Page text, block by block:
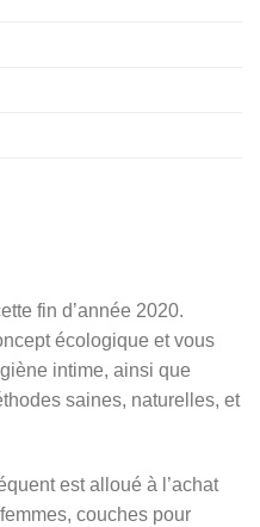
fin d’année 2020.
écologique et vous
intime, ainsi que
saines, naturelles, et
est alloué à l’achat
couches pour